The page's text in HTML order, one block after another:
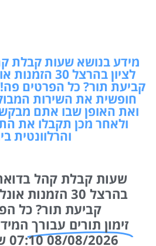
מידע בנושא שעות קבלת
לציון בהרצל 30
קביעת תור? כל הפרטים
חופשית את השירות
ואת האופן שבו אתם
ולאחר מכן תקבלו את
והרלוונטית
שעות קבלת קהל בדואר
בהרצל 30 הזמנות
קביעת תור? כל
זימון תורים עבורך
08/08/2026 07:10 שמחנו לעזור!